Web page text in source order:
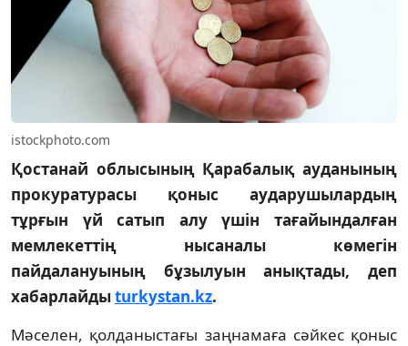
istockphoto.com
Қостанай облысының Қарабалық ауданының
прокуратурасы қоныс аударушылардың
тұрғын үй сатып алу үшін тағайындалған
мемлекеттің нысаналы көмегін
пайдалануының бұзылуын анықтады, деп
хабарлайдыturkystan.kz.
Мәселен, қолданыстағы заңнамаға сәйкес қоныс